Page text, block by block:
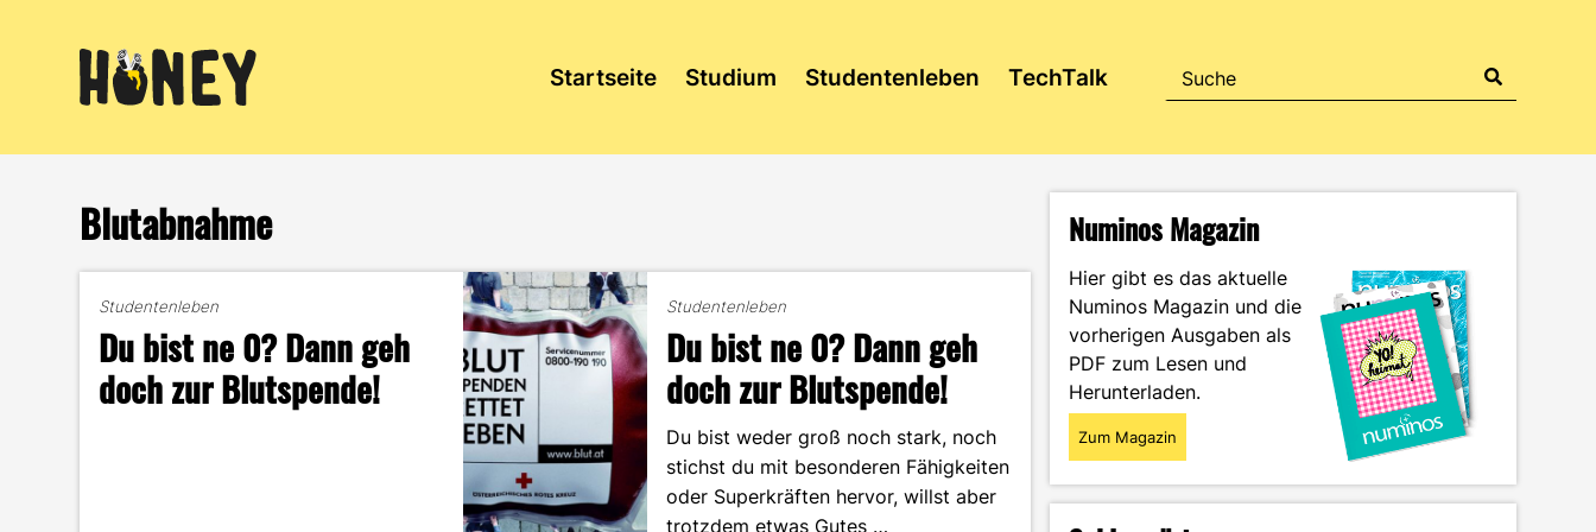
Startseite Studium Studentenleben TechTalk
Blutabnahme
Studentenleben
Du bist ne 0? Dann geh
doch zur Blutspende!
Studentenleben
Du bist ne 0? Dann geh
doch zur Blutspende!
Du bist weder groß noch stark, noch
stichst du mit besonderen Fähigkeiten
oder Superkräften hervor, willst aber
trotzdem etwas Gutes …
Numinos Magazin
Hier gibt es das aktuelle
Numinos Magazin und die
vorherigen Ausgaben als
PDF zum Lesen und
Herunterladen.
Zum Magazin